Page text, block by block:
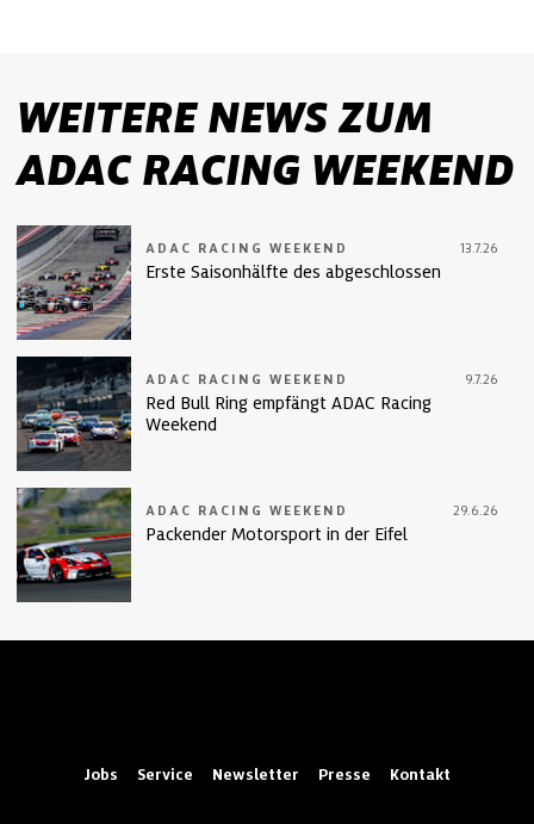
WEITERE NEWS ZUM
ADAC RACING WEEKEND
ADAC RACING WEEKEND 13.7.26
Erste Saisonhälfte des abgeschlossen
ADAC RACING WEEKEND 9.7.26
Red Bull Ring empfängt ADAC Racing
Weekend
ADAC RACING WEEKEND 29.6.26
Packender Motorsport in der Eifel
Jobs Service Newsletter Presse Kontakt